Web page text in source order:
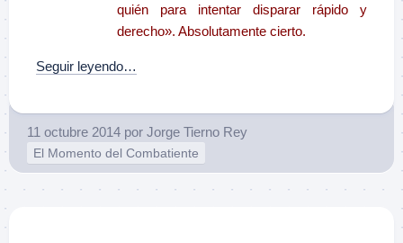
quién para intentar disparar rápido y
derecho». Absolutamente cierto.
Seguir leyendo…
11 octubre 2014 por Jorge Tierno Rey
El Momento del Combatiente